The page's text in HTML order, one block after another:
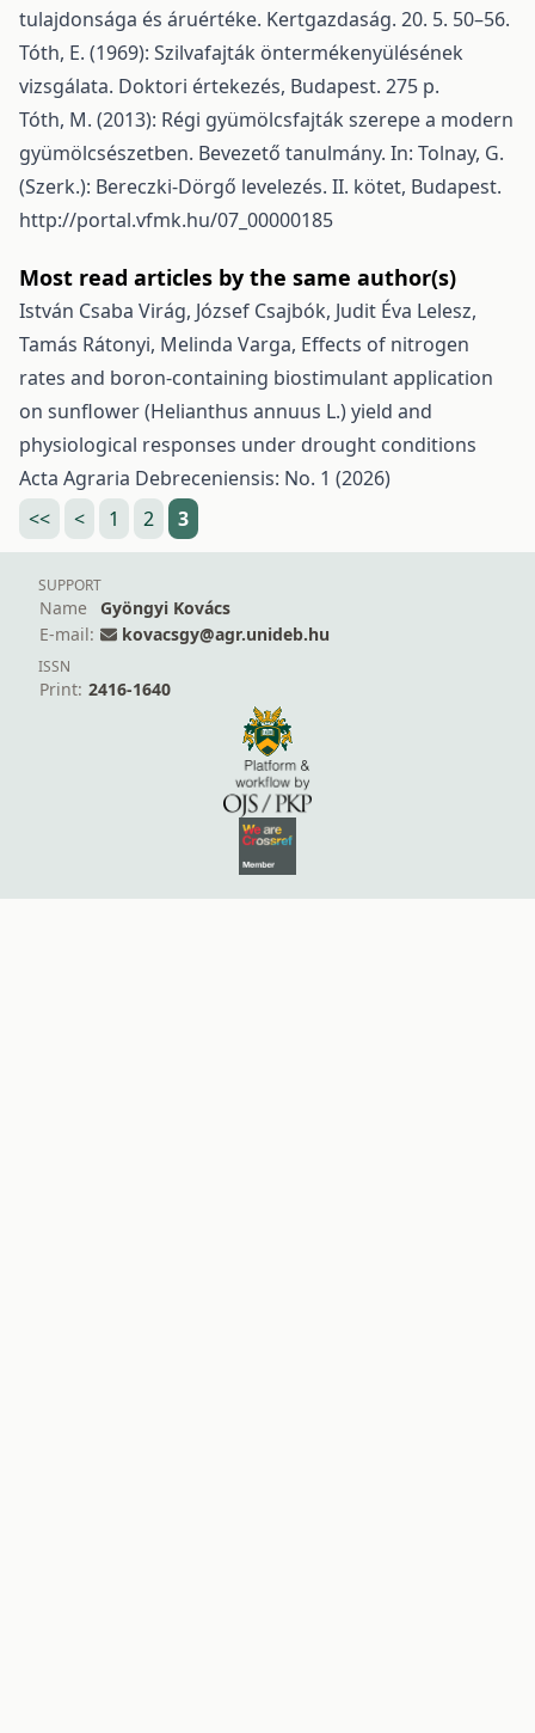
tulajdonsága és áruértéke. Kertgazdaság. 20. 5. 50–56.
Tóth, E. (1969): Szilvafajták öntermékenyülésének
vizsgálata. Doktori értekezés, Budapest. 275 p.
Tóth, M. (2013): Régi gyümölcsfajták szerepe a modern
gyümölcsészetben. Bevezető tanulmány. In: Tolnay, G.
(Szerk.): Bereczki-Dörgő levelezés. II. kötet, Budapest.
http://portal.vfmk.hu/07_00000185
Most read articles by the same author(s)
István Csaba Virág, József Csajbók, Judit Éva Lelesz,
Tamás Rátonyi, Melinda Varga, Effects of nitrogen
rates and boron-containing biostimulant application
on sunflower (Helianthus annuus L.) yield and
physiological responses under drought conditions
Acta Agraria Debreceniensis: No. 1 (2026)
<<
< 1 2 3
SUPPORT
Name
Gyöngyi Kovács
E-mail:
kovacsgy@agr.unideb.hu
ISSN
Print: 2416-1640